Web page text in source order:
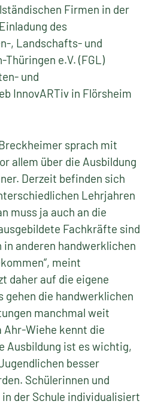
Firmen in der
des
, Landschafts- und
e.V. (FGL)
und
InnovARTiv in Flörsheim
sprach mit
allem über die Ausbildung
Derzeit befinden sich
Lehrjahren
muss ja auch an die
Fachkräfte sind
in anderen handwerklichen
meint
daher auf die eigene
gehen die handwerklichen
manchmal weit
Ahr-Wiehe kennt die
Ausbildung ist es wichtig,
besser
Schülerinnen und
der Schule individualisiert